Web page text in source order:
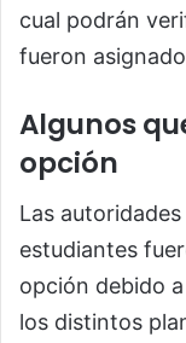
cual podrán
fueron
Algunos
opción
Las
estudiantes
opción debido
los distintos